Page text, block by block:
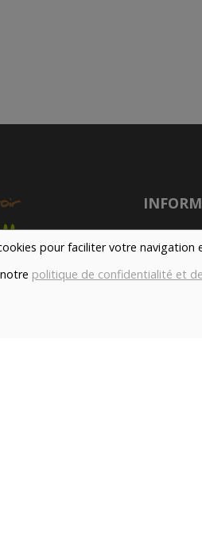
pour faciliter votre navigation
politique de confidentialité et
réunit sous son
Tous nos
amples